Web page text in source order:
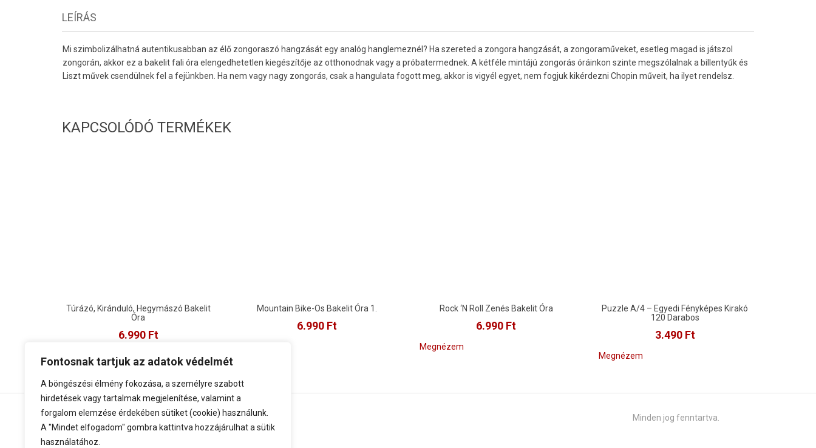
Fontosnak tartjuk az adatok védelmét
A böngészési élmény fokozása, a személyre szabott
hirdetések vagy tartalmak megjelenítése, valamint a
forgalom elemzése érdekében sütiket (cookie) használunk.
A "Mindet elfogadom" gombra kattintva hozzájárulhat a sütik
használatához.
LEÍRÁS
Mi szimbolizálhatná autentikusabban az élő zongoraszó hangzását egy analóg hanglemeznél? Ha szereted a zongora hangzását, a zongoraműveket, esetleg magad is játszol
zongorán, akkor ez a bakelit fali óra elengedhetetlen kiegészítője az otthonodnak vagy a próbatermednek. A kétféle mintájú zongorás óráinkon szinte megszólalnak a billentyűk és
Liszt művek csendülnek fel a fejünkben. Ha nem vagy nagy zongorás, csak a hangulata fogott meg, akkor is vigyél egyet, nem fogjuk kikérdezni Chopin műveit, ha ilyet rendelsz.
KAPCSOLÓDÓ TERMÉKEK
Túrázó, Kiránduló, Hegymászó Bakelit
Óra
6.990 Ft
Megnézem
Mountain Bike-Os Bakelit Óra 1.
6.990 Ft
Rock ‘n Roll Zenés Bakelit Óra
6.990 Ft
Megnézem
Puzzle A/4 – Egyedi Fényképes Kirakó
120 Darabos
3.490 Ft
Megnézem
Minden jog fenntartva.